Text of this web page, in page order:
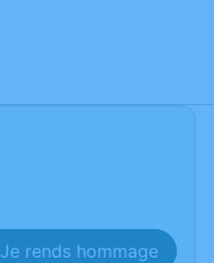
Je rends hommage